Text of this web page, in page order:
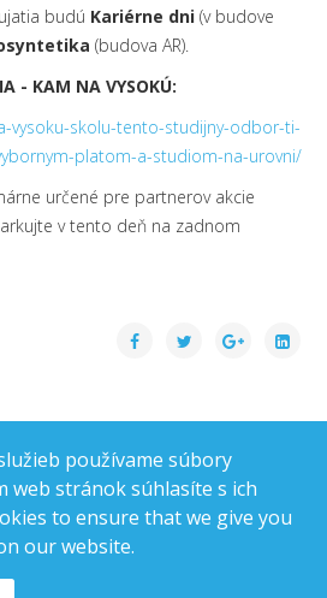
budú Kariérne dni (v budove
(budova AR).
- KAM NA VYSOKÚ:
vysoku-skolu-tento-studijny-odbor-ti-
platom-a-studiom-na-urovni/
určené pre partnerov akcie
v tento deň na zadnom
konštrukcií a mostov, Stavebná
používame súbory
web stránok súhlasíte s ich
to ensure that we give you
our website.